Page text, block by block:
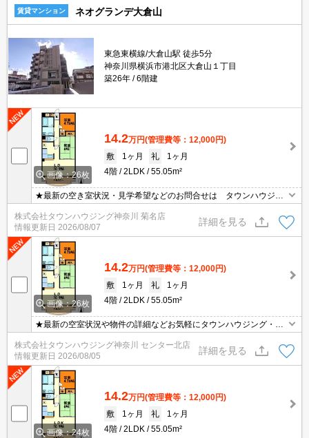
賃貸マンション ネオグランデ大倉山
東急東横線/大倉山駅 徒歩5分
神奈川県横浜市港北区大倉山１丁目
築26年
6階建
画像：26枚
14.2万円(管理費等：12,000円)
敷
1ヶ月 礼
1ヶ月
4階
2LDK 55.05m²
★最新の空き室状況・見学希望などのお問合せは タウンハウジン
株式会社タウンハウジング神奈川 菊名店
情報更新日 2026/08/07
詳細を見る
画像：26枚
14.2万円(管理費等：12,000円)
敷
1ヶ月 礼
1ヶ月
4階
2LDK 55.05m²
★最新の空室状況や物件の詳細などお気軽にタウンハウジング・セ
株式会社タウンハウジング神奈川 センター北店
情報更新日 2026/08/05
詳細を見る
画像：24枚
14.2万円(管理費等：12,000円)
敷
1ヶ月 礼
1ヶ月
4階
2LDK 55.05m²